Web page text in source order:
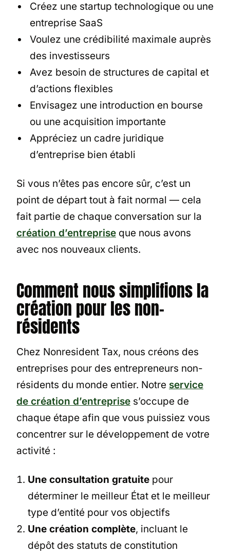
Créez une startup technologique ou une
entreprise SaaS
Voulez une crédibilité maximale auprès
des investisseurs
Avez besoin de structures de capital et
d’actions flexibles
Envisagez une introduction en bourse
ou une acquisition importante
Appréciez un cadre juridique
d’entreprise bien établi
Si vous n’êtes pas encore sûr, c’est un
point de départ tout à fait normal — cela
fait partie de chaque conversation sur la
création d’entreprise que nous avons
avec nos nouveaux clients.
Comment nous simplifions la
création pour les non-
résidents
Chez Nonresident Tax, nous créons des
entreprises pour des entrepreneurs non-
résidents du monde entier. Notre service
de création d’entreprise s’occupe de
chaque étape afin que vous puissiez vous
concentrer sur le développement de votre
activité :
Une consultation gratuite pour
déterminer le meilleur État et le meilleur
type d’entité pour vos objectifs
Une création complète, incluant le
dépôt des statuts de constitution